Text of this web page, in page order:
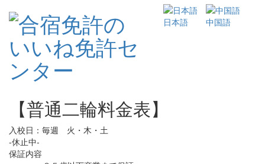
日本語 中国語
【普通二輪料金表】
入校日：毎週 火・木・土
-休止中-
保証内容